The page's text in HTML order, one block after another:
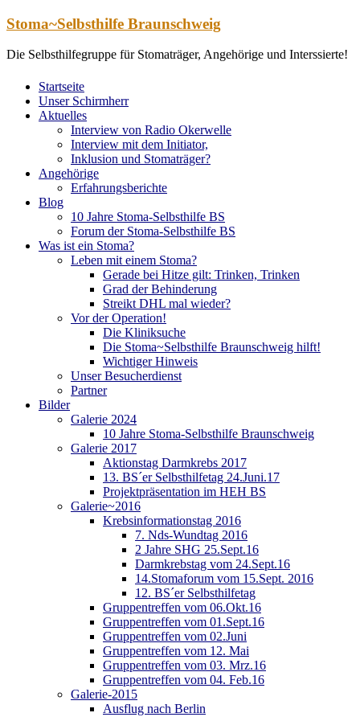
Zum
springen
Stoma~Selbsthilfe Braunschweig
Die Selbsthilfegruppe für Stomaträger, Angehörige und Interssierte!
Startseite
Unser Schirmherr
Aktuelles
Interview von Radio Okerwelle
Interview mit dem Initiator,
Inklusion und Stomaträger?
Angehörige
Erfahrungsberichte
Blog
10 Jahre Stoma-Selbsthilfe BS
Forum der Stoma-Selbsthilfe BS
Was ist ein Stoma?
Leben mit einem Stoma?
Gerade bei Hitze gilt: Trinken, Trinken
Grad der Behinderung
Streikt DHL mal wieder?
Vor der Operation!
Die Kliniksuche
Die Stoma~Selbsthilfe Braunschweig hilft!
Wichtiger Hinweis
Unser Besucherdienst
Partner
Bilder
Galerie 2024
10 Jahre Stoma-Selbsthilfe Braunschweig
Galerie 2017
Aktionstag Darmkrebs 2017
13. BS´er Selbsthilfetag 24.Juni.17
Projektpräsentation im HEH BS
Galerie~2016
Krebsinformationstag 2016
7. Nds-Wundtag 2016
2 Jahre SHG 25.Sept.16
Darmkrebstag vom 24.Sept.16
14.Stomaforum vom 15.Sept. 2016
12. BS´er Selbsthilfetag
Gruppentreffen vom 06.Okt.16
Gruppentreffen vom 01.Sept.16
Gruppentreffen vom 02.Juni
Gruppentreffen vom 12. Mai
Gruppentreffen vom 03. Mrz.16
Gruppentreffen vom 04. Feb.16
Galerie-2015
Ausflug nach Berlin